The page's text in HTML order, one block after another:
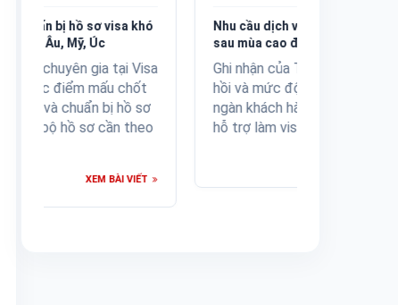
Nhu cầu dịch vụ xin visa tăng mạnh
sau mùa cao điểm du lịch
Ghi nhận của Tuổi Trẻ về sự phục
hồi và mức độ tin tưởng của hàng
ngàn khách hàng dành cho dịch vụ
hỗ trợ làm visa của Visa Năm Châu.